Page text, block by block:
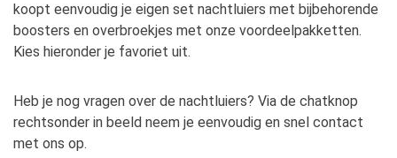
koopt eenvoudig je eigen set nachtluiers met bijbehorende
boosters en overbroekjes met onze voordeelpakketten.
Kies hieronder je favoriet uit.
Heb je nog vragen over de nachtluiers? Via de chatknop
rechtsonder in beeld neem je eenvoudig en snel contact
met ons op.